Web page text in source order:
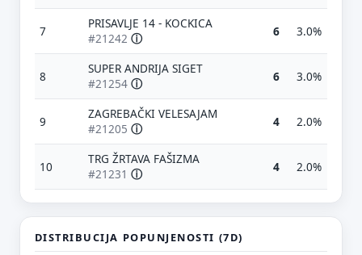
7
PRISAVLJE 14 - KOCKICA
#21242 ⓘ 6 3.0%
8
SUPER ANDRIJA SIGET
#21254 ⓘ 6 3.0%
9
ZAGREBAČKI VELESAJAM
#21205 ⓘ 4 2.0%
10
TRG ŽRTAVA FAŠIZMA
#21231 ⓘ 4 2.0%
DISTRIBUCIJA POPUNJENOSTI (7D)
Predloži poboljšanje ove stranice
stranica može odgovoriti? (npr. “kada je
najpraznije?”, “što znači ovaj skok?”, “što još
usporediti?”)